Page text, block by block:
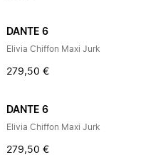
DANTE 6
Elivia Chiffon Maxi Jurk
279,50 €
DANTE 6
Elivia Chiffon Maxi Jurk
279,50 €